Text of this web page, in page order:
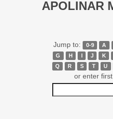
APOLINAR
Jump to: 0-9 A
G
H I J K
Q
R S T U
or enter